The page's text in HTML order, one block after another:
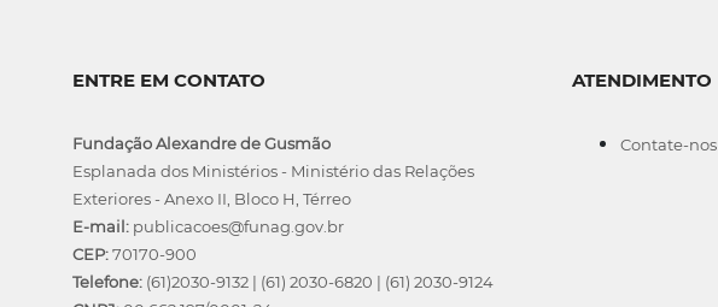
ENTRE EM CONTATO
Fundação Alexandre de Gusmão
Esplanada dos Ministérios - Ministério das Relações
Exteriores - Anexo II, Bloco H, Térreo
E-mail: publicacoes@funag.gov.br
CEP:70170-900
Telefone: (61)2030-9132 | (61) 2030-6820 | (61) 2030-9124
ATENDIMENTO
Contate-nos